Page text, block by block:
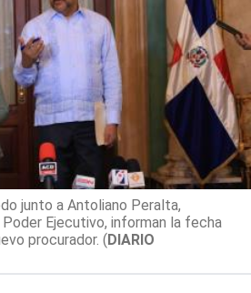
junto a Antoliano Peralta,
Ejecutivo, informan la fecha
procurador. (DIARIO